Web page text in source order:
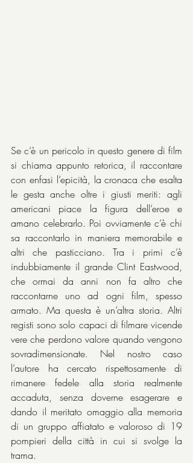
Se c’è un pericolo in questo genere di film
si chiama appunto retorica, il raccontare
con enfasi l’epicità, la cronaca che esalta
le gesta anche oltre i giusti meriti: agli
americani piace la figura dell’eroe e
amano celebrarlo. Poi ovviamente c’è chi
sa raccontarlo in maniera memorabile e
altri che pasticciano. Tra i primi c’è
indubbiamente il grande Clint Eastwood,
che ormai da anni non fa altro che
raccontarne uno ad ogni film, spesso
armato. Ma questa è un’altra storia. Altri
registi sono solo capaci di filmare vicende
vere che perdono valore quando vengono
sovradimensionate. Nel nostro caso
l’autore ha cercato rispettosamente di
rimanere fedele alla storia realmente
accaduta, senza doverne esagerare e
dando il meritato omaggio alla memoria
di un gruppo affiatato e valoroso di 19
pompieri della città in cui si svolge la
trama.